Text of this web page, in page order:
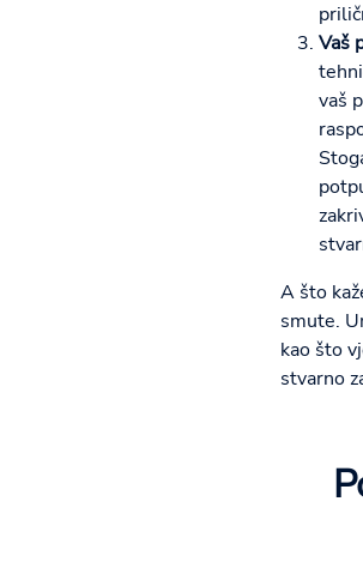
Vaš
vaš
A što
smute.
kao što
stvarno